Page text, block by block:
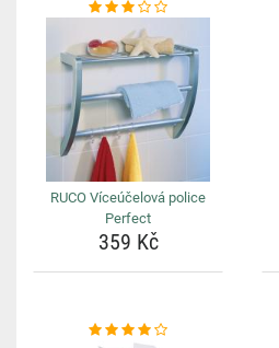
RUCO Víceúčelová police
Perfect
359 Kč